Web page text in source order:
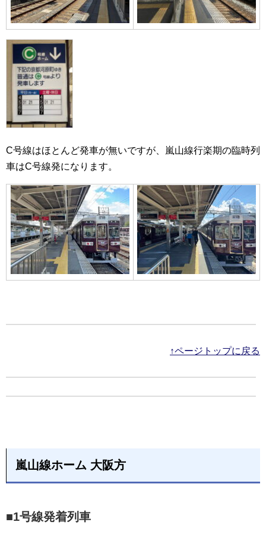
C号線はほとんど発車が無いですが、嵐山線行楽期の臨時列
車はC号線発になります。
↑ページトップに戻る
嵐山線ホーム 大阪方
■1号線発着列車